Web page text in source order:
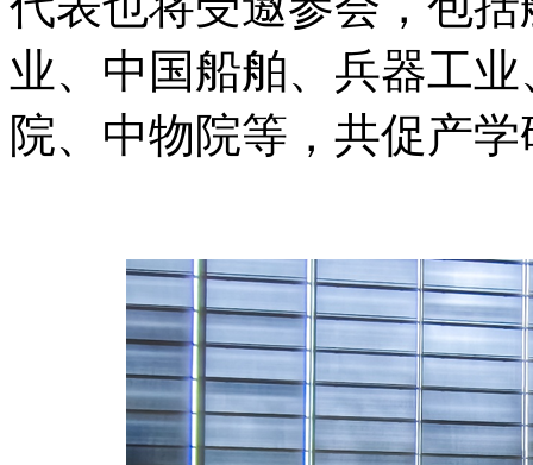
业、中国船舶、兵器工
院、中物院等，共促产